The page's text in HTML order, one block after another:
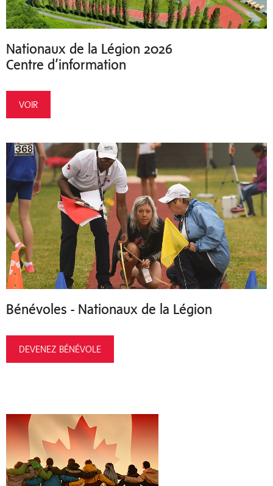
Nationaux de la Légion 2026
Centre d’information
VOIR
Bénévoles - Nationaux de la Légion
DEVENEZ BÉNÉVOLE